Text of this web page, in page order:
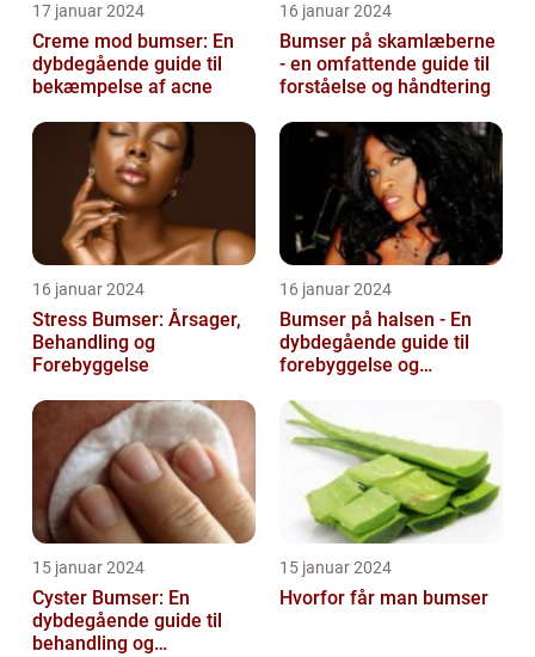
17 januar 2024
Creme mod bumser: En
dybdegående guide til
bekæmpelse af acne
16 januar 2024
Bumser på skamlæberne
- en omfattende guide til
forståelse og håndtering
16 januar 2024
Stress Bumser: Årsager,
Behandling og
Forebyggelse
16 januar 2024
Bumser på halsen - En
dybdegående guide til
forebyggelse og
15 januar 2024
Cyster Bumser: En
dybdegående guide til
behandling og
15 januar 2024
Hvorfor får man bumser